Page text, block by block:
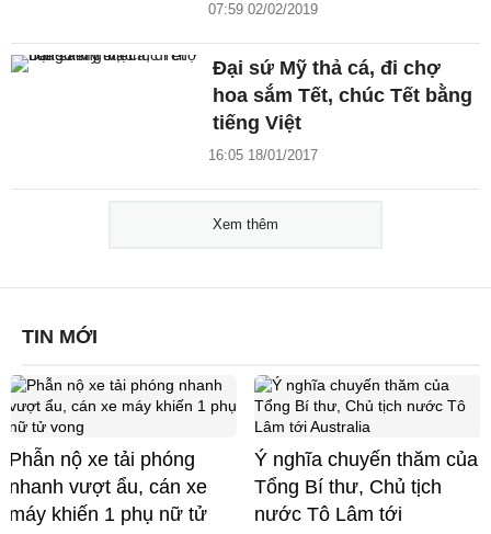
07:59 02/02/2019
Đại sứ Mỹ thả cá, đi chợ
hoa sắm Tết, chúc Tết bằng
tiếng Việt
16:05 18/01/2017
Xem thêm
TIN MỚI
Phẫn nộ xe tải phóng
nhanh vượt ẩu, cán xe
máy khiến 1 phụ nữ tử
Ý nghĩa chuyến thăm của
Tổng Bí thư, Chủ tịch
nước Tô Lâm tới